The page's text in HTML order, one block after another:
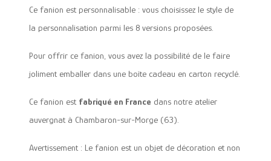
Ce fanion est personnalisable : vous choisissez le style de
la personnalisation parmi les 8 versions proposées.
Pour offrir ce fanion, vous avez la possibilité de le faire
joliment emballer dans une boîte cadeau en carton recyclé.
Ce fanion est fabriqué en France dans notre atelier
auvergnat à Chambaron-sur-Morge (63).
Avertissement : Le fanion est un objet de décoration et non